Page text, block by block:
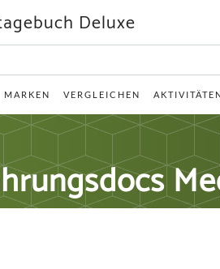
Deluxe
MARKEN VERGLEICHEN